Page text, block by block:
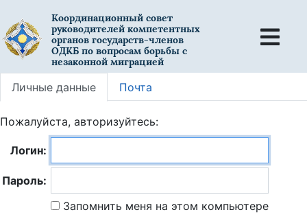
Координационный совет
руководителей компетентных
органов государств-членов
ОДКБ по вопросам борьбы с
незаконной миграцией
Личные данные Почта
Пожалуйста, авторизуйтесь:
Логин:
Пароль:
Запомнить меня на этом компьютере